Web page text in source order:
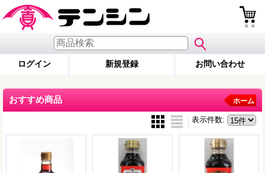
ログイン 新規登録 お問い合わせ
おすすめ商品 ホーム
表示件数: